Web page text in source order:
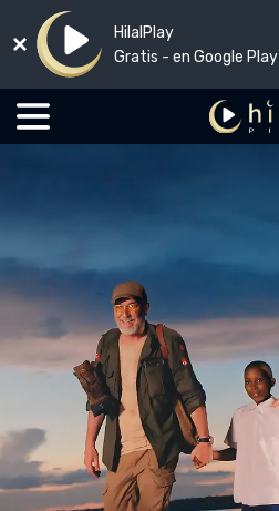
HilalPlay
Gratis - en Google Play